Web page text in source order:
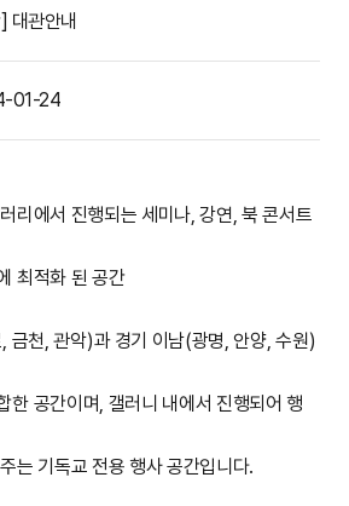
대관안내
01-24
리에서 진행되는 세미나, 강연, 북 콘서트
최적화 된 공간
금천, 관악)과 경기 이남(광명, 안양, 수원)
한 공간이며, 갤러니 내에서 진행되어 행
는 기독교 전용 행사 공간입니다.